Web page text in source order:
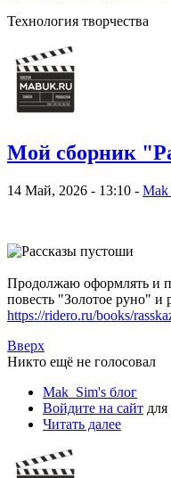
Технология творчества
Мой сборник
14 Май, 2026 - 13:10 -
Продолжаю оформлять и
повесть "Золотое руно" и
https://ridero.ru/books/
Вверх
Никто ещё не голосовал
Mak_Sim's блог
Войдите на сайт
Читать далее